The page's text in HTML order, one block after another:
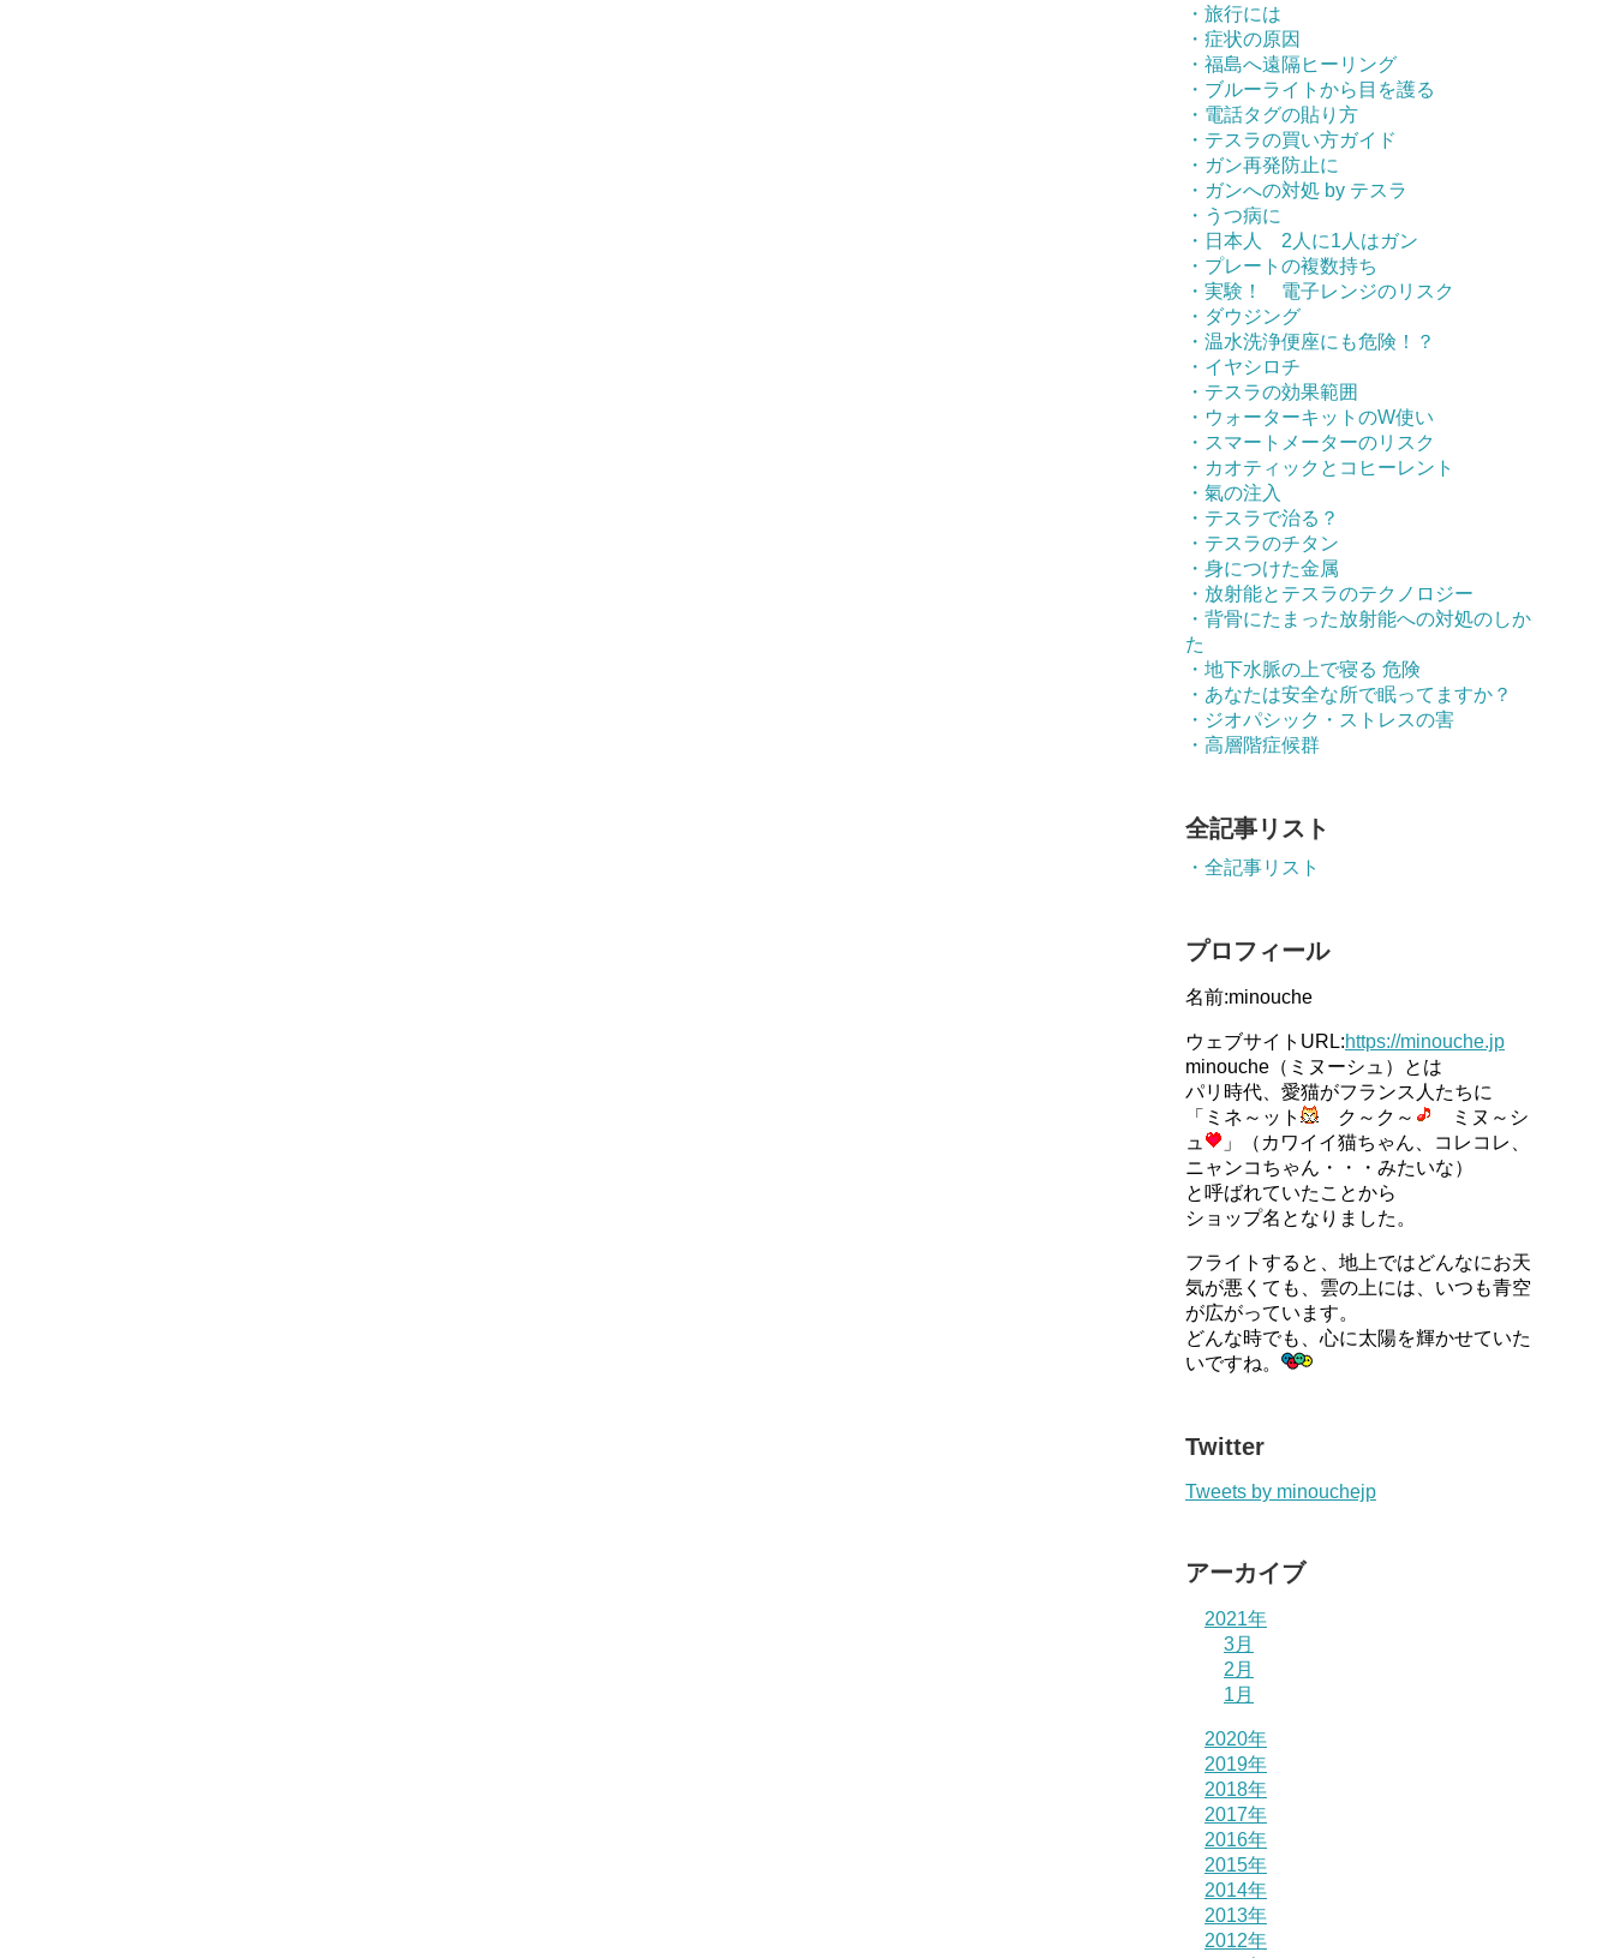
・旅行には
・症状の原因
・福島へ遠隔ヒーリング
・ブルーライトから目を護る
・電話タグの貼り方
・テスラの買い方ガイド
・ガン再発防止に
・ガンへの対処 by テスラ
・うつ病に
・日本人 2人に1人はガン
・プレートの複数持ち
・実験！ 電子レンジのリスク
・ダウジング
・温水洗浄便座にも危険！？
・イヤシロチ
・テスラの効果範囲
・ウォーターキットのW使い
・スマートメーターのリスク
・カオティックとコヒーレント
・氣の注入
・テスラで治る？
・テスラのチタン
・身につけた金属
・放射能とテスラのテクノロジー
・背骨にたまった放射能への対処のしか
た
・地下水脈の上で寝る 危険
・あなたは安全な所で眠ってますか？
・ジオパシック・ストレスの害
・高層階症候群
全記事リスト
・全記事リスト
プロフィール
名前:minouche
ウェブサイトURL:https://minouche.jp
minouche（ミヌーシュ）とは
パリ時代、愛猫がフランス人たちに
「ミネ～ット
ク～ク～
ミヌ～シ
ュ
」（カワイイ猫ちゃん、コレコレ、
ニャンコちゃん・・・みたいな）
と呼ばれていたことから
ショップ名となりました。
フライトすると、地上ではどんなにお天
気が悪くても、雲の上には、いつも青空
が広がっています。
どんな時でも、心に太陽を輝かせていた
いですね。
Twitter
Tweets by minouchejp
アーカイブ
2021年
3月
2月
1月
2020年
2019年
2018年
2017年
2016年
2015年
2014年
2013年
2012年